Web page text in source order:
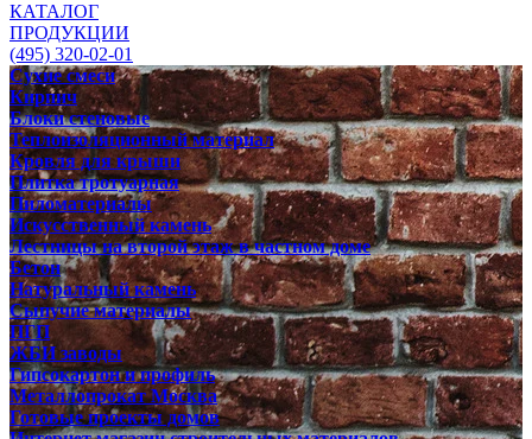
КАТАЛОГ
ПРОДУКЦИИ
(495) 320-02-01
Сухие смеси
Кирпич
Блоки стеновые
Теплоизоляционный материал
Кровля для крыши
Плитка тротуарная
Пиломатериалы
Искусственный камень
Лестницы на второй этаж в частном доме
Бетон
Натуральный камень
Сыпучие материалы
ПГП
ЖБИ заводы
Гипсокартон и профиль
Металлопрокат Москва
Готовые проекты домов